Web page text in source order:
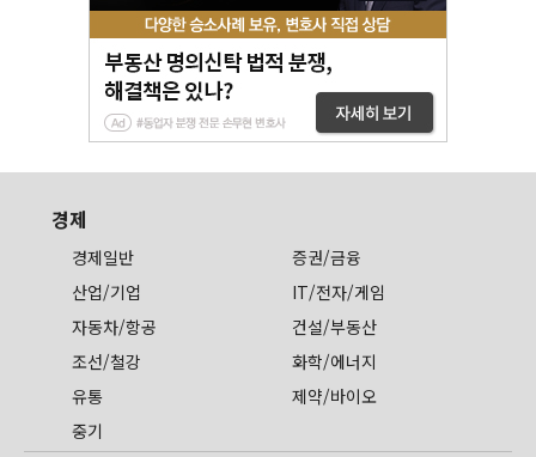
경제
경제일반
증권/금융
산업/기업
IT/전자/게임
자동차/항공
건설/부동산
조선/철강
화학/에너지
유통
제약/바이오
중기